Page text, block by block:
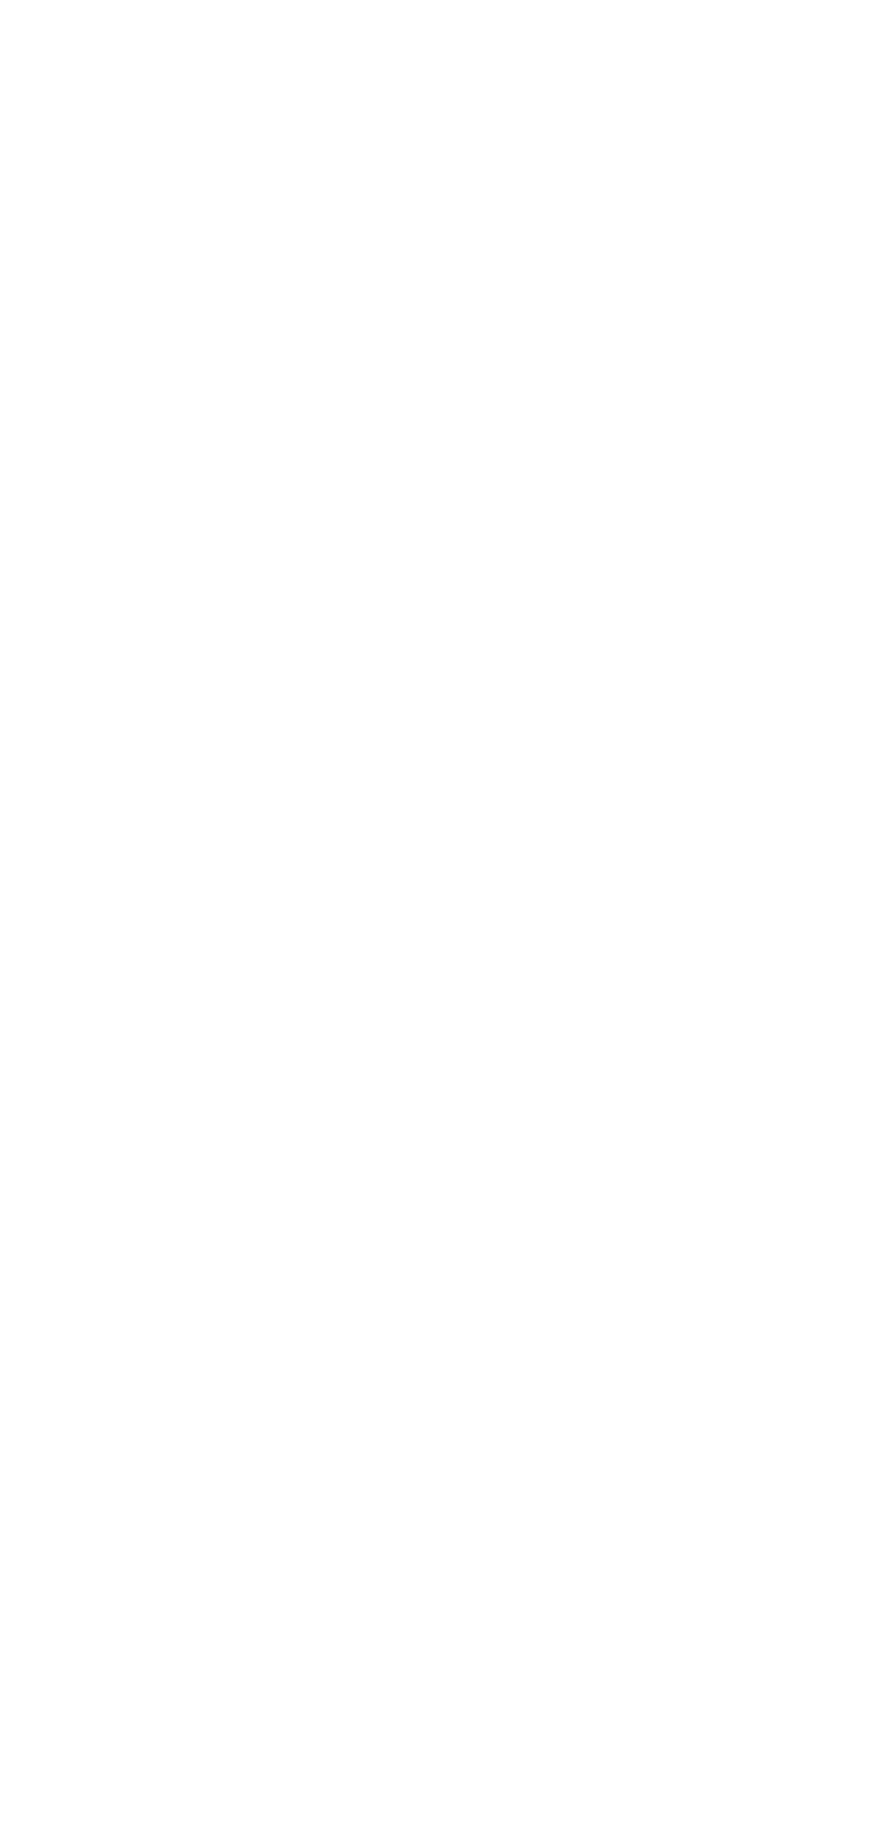
. En effet, les tests sérologiques couramment
laboratoire mesurent les anticorps de liaison, qui ne constituent pas
corrélat de protection. Cela signifie que leur présence ne permet pas de
permettent de prédire de manière fiable une protection immunitaire. Pour tous
un résultat sérologique ne permet pas de déterminer avec certitude si une